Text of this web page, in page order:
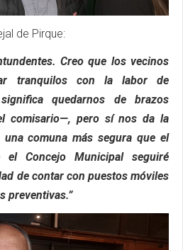
de Pirque:
Creo que los vecinos
tranquilos con la labor de
quedarnos de brazos
comisario—, pero sí nos da la
comuna más segura que el
Concejo Municipal seguiré
de contar con puestos móviles
preventivas.”